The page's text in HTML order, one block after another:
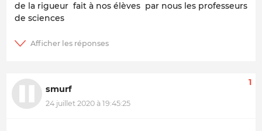
de la rigueur fait à nos élèves par nous les professeurs
de sciences
smurf
24 juillet 2020 à 19:45:25
1